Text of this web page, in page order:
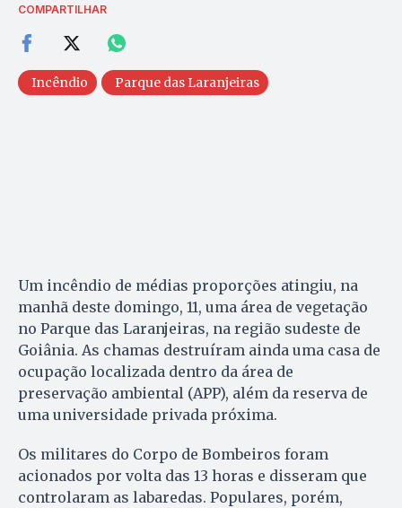
COMPARTILHAR
Incêndio Parque das Laranjeiras
Um incêndio de médias proporções atingiu, na
manhã deste domingo, 11, uma área de vegetação
no Parque das Laranjeiras, na região sudeste de
Goiânia. As chamas destruíram ainda uma casa de
ocupação localizada dentro da área de
preservação ambiental (APP), além da reserva de
uma universidade privada próxima.
Os militares do Corpo de Bombeiros foram
acionados por volta das 13 horas e disseram que
controlaram as labaredas. Populares, porém,